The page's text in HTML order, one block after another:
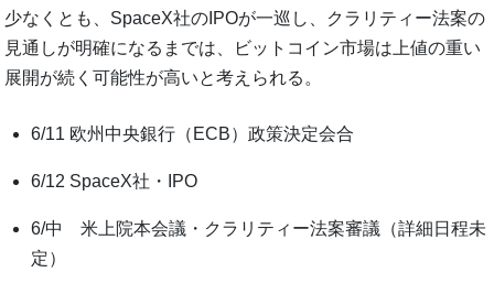
少なくとも、SpaceX社のIPOが一巡し、クラリティー法案の
見通しが明確になるまでは、ビットコイン市場は上値の重い
展開が続く可能性が高いと考えられる。
6/11 欧州中央銀行（ECB）政策決定会合
6/12 SpaceX社・IPO
6/中 米上院本会議・クラリティー法案審議（詳細日程未
定）